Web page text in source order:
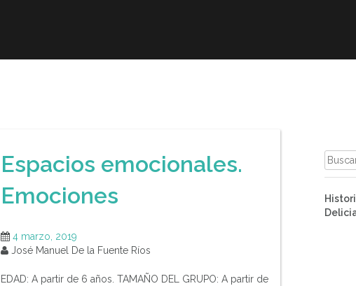
Espacios emocionales.
Emociones
4 marzo, 2019
José Manuel De la Fuente Ríos
EDAD: A partir de 6 años. TAMAÑO DEL GRUPO: A partir de
Buscar: